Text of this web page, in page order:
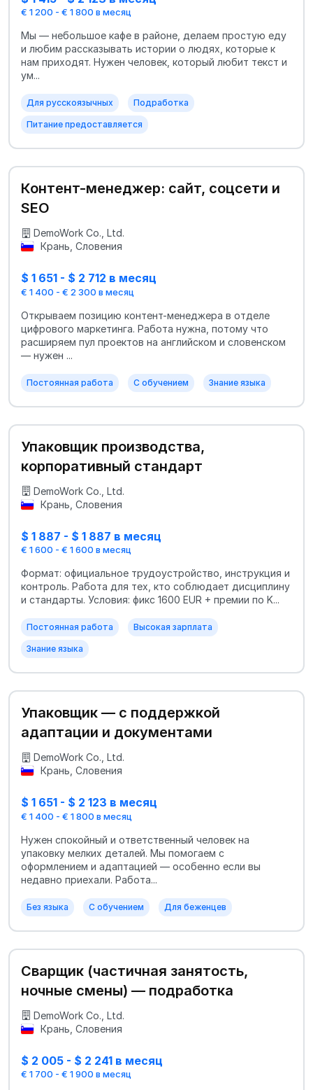
€ 1 200 - € 1 800 в месяц
Мы — небольшое кафе в районе, делаем простую еду
и любим рассказывать истории о людях, которые к
нам приходят. Нужен человек, который любит текст и
ум...
Для русскоязычных Подработка
Питание предоставляется
Контент-менеджер: сайт, соцсети и
SEO
DemoWork Co., Ltd.
Крань, Словения
$ 1 651 - $ 2 712 в месяц
€ 1 400 - € 2 300 в месяц
Открываем позицию контент-менеджера в отделе
цифрового маркетинга. Работа нужна, потому что
расширяем пул проектов на английском и словенском
— нужен ...
Постоянная работа С обучением Знание языка
Упаковщик производства,
корпоративный стандарт
DemoWork Co., Ltd.
Крань, Словения
$ 1 887 - $ 1 887 в месяц
€ 1 600 - € 1 600 в месяц
Формат: официальное трудоустройство, инструкция и
контроль. Работа для тех, кто соблюдает дисциплину
и стандарты. Условия: фикс 1600 EUR + премии по K...
Постоянная работа Высокая зарплата
Знание языка
Упаковщик — с поддержкой
адаптации и документами
DemoWork Co., Ltd.
Крань, Словения
$ 1 651 - $ 2 123 в месяц
€ 1 400 - € 1 800 в месяц
Нужен спокойный и ответственный человек на
упаковку мелких деталей. Мы помогаем с
оформлением и адаптацией — особенно если вы
недавно приехали. Работа...
Без языка С обучением Для беженцев
Сварщик (частичная занятость,
ночные смены) — подработка
DemoWork Co., Ltd.
Крань, Словения
$ 2 005 - $ 2 241 в месяц
€ 1 700 - € 1 900 в месяц